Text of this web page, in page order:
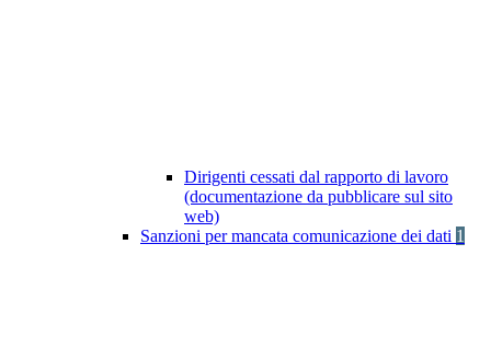
Dirigenti cessati dal rapporto di lavoro
(documentazione da pubblicare sul sito
web)
Sanzioni per mancata comunicazione dei dati 1